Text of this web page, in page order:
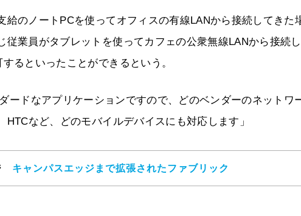
給のノートPCを使ってオフィスの有線LANから接続してきた
従業員がタブレットを使ってカフェの公衆無線LANから接続
るといったことができるという。
ードなアプリケーションですので、どのベンダーのネットワ
など、どのモバイルデバイスにも対応します」
キャンパスエッジまで拡張されたファブリック